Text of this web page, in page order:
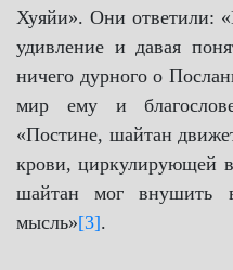
Хуяйи». Они ответили:
удивление и давая
ничего дурного о
мир ему и
«Постине, шайтан
крови, циркулирующей
шайтан мог внушить
мысль»[3].